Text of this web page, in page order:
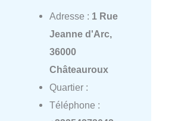
Adresse : 1 Rue
Jeanne d'Arc,
36000
Châteauroux
Quartier :
Téléphone :